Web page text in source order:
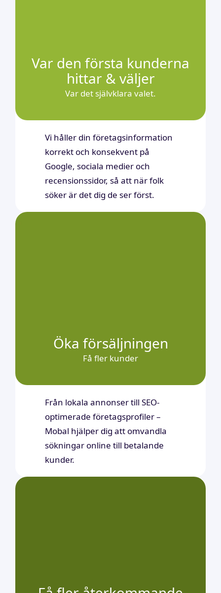
Var den första kunderna
hittar & väljer
Var det självklara valet.
Vi håller din företagsinformation
korrekt och konsekvent på
Google, sociala medier och
recensionssidor, så att när folk
söker är det dig de ser först.
Öka försäljningen
Få fler kunder
Från lokala annonser till SEO-
optimerade företagsprofiler –
Mobal hjälper dig att omvandla
sökningar online till betalande
kunder.